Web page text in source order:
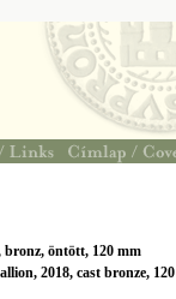
bronz, öntött, 120 mm
2018, cast bronze, 120